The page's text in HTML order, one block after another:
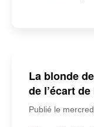
La blonde
de l’écart
Publié le